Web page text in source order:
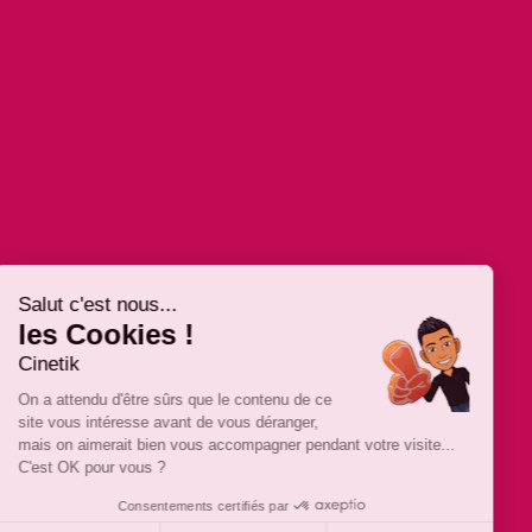
Salut c'est nous...
les Cookies !
Cinetik
On a attendu d'être sûrs que le contenu de ce
site vous intéresse avant de vous déranger,
mais on aimerait bien vous accompagner pendant votre visite...
C'est OK pour vous ?
Consentements certifiés par